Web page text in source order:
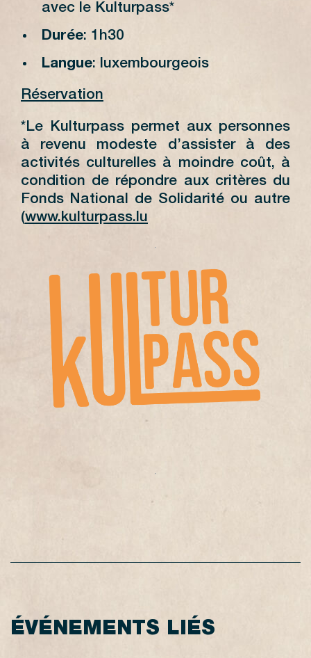
avec le Kulturpass*
Durée: 1h30
Langue: luxembourgeois
Réservation
*Le Kulturpass permet aux personnes
à revenu modeste d’assister à des
activités culturelles à moindre coût, à
condition de répondre aux critères du
Fonds National de Solidarité ou autre
(www.kulturpass.lu
ÉVÉNEMENTS LIÉS